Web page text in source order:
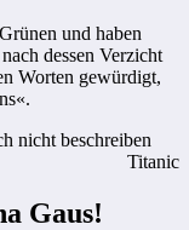
und haben
dessen Verzicht
Worten gewürdigt,
nicht beschreiben
Titanic
Gaus!